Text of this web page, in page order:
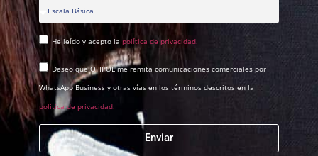
He leído y acepto la política de privacidad.
Deseo que OFIPOL me remita comunicaciones comerciales por
WhatsApp Business y otras vías en los términos descritos en la
política de privacidad.
Enviar